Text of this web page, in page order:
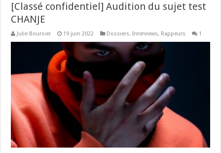
[Classé confidentiel] Audition du sujet test
CHANJE
Julie Boursier 19 juin 2022 Dossiers,Interviews, Rappeurs 1